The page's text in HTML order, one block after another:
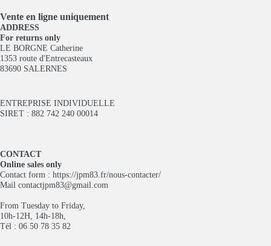
Vente en ligne uniquement
ADDRESS
For returns only
LE BORGNE Catherine
1353 route d'Entrecasteaux
83690 SALERNES
ENTREPRISE INDIVIDUELLE
SIRET : 882 742 240 00014
CONTACT
Online sales only
Contact form : https://jpm83.fr/nous-contacter/
Mail contactjpm83@gmail.com
From Tuesday to Friday,
10h-12H, 14h-18h,
Tél : 06 50 78 35 82